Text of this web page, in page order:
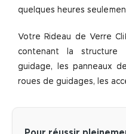
quelques heures
Votre Rideau de Verre
contenant la structure
guidage, les panneaux
roues de guidages, les